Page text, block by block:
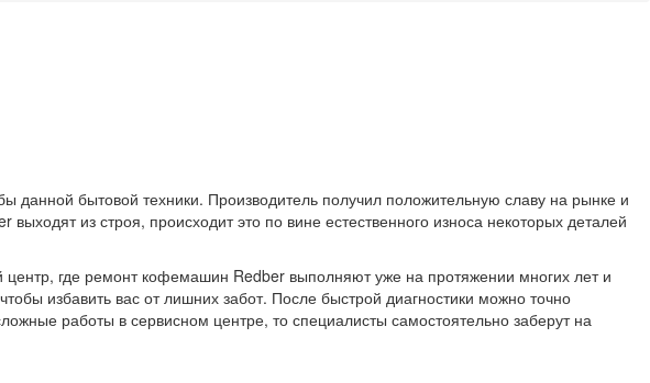
данной бытовой техники. Производитель получил положительную славу на рынке и
из строя, происходит это по вине естественного износа некоторых деталей
где ремонт кофемашин Redber выполняют уже на протяжении многих лет и
избавить вас от лишних забот. После быстрой диагностики можно точно
работы в сервисном центре, то специалисты самостоятельно заберут на